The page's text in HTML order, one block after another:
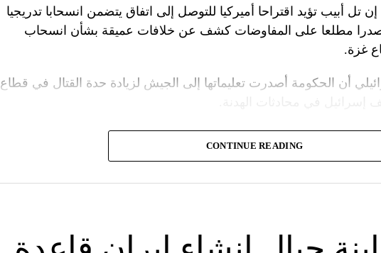
إن تل أبيب تؤيد اقتراحا أميركيا للتوصل إلى اتفاق يتضمن انسحابا تدريجيا
مطلعا على المفاوضات كشف عن خلافات عميقة بشأن انسحاب
غزة.
أن الحكومة أصدرت تعليماتها إلى الجيش لزيادة حدة القتال في قطاع
إلى أن المؤسسة الأمنية تقدّر أن يمارس وزير الخارجية الأميركية،
الأمنية الإسرائيلية تصر على الاحتفاظ بقدرتها على العودة إلى
على وقف الحرب بشكل تام.
وزير الخارجية الأميركي أنتوني بلينكن إلى إسرائيل في جولة هي
CONTINUE READING